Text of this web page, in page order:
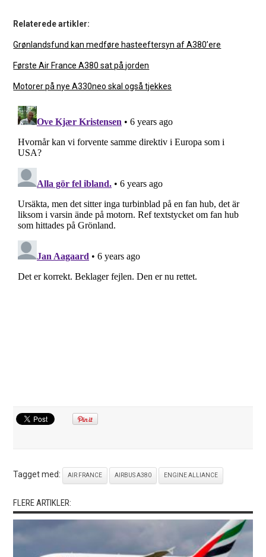
Relaterede artikler:
Grønlandsfund kan medføre hasteeftersyn af A380’ere
Første Air France A380 sat på jorden
Motorer på nye A330neo skal også tjekkes
Tagget med: AIR FRANCE AIRBUS A380 ENGINE ALLIANCE
FLERE ARTIKLER: